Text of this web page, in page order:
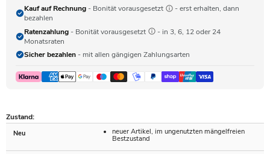
Kauf auf Rechnung - Bonität vorausgesetzt
- erst erhalten, dann
bezahlen
Ratenzahlung - Bonität vorausgesetzt
- in 3, 6, 12 oder 24
Monatsraten
Sicher bezahlen - mit allen gängigen Zahlungsarten
Zustand:
Neu
neuer Artikel, im ungenutzten mängelfreien
Bestzustand